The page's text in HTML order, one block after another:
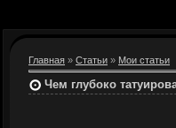
Главная » Статьи » Мои статьи
Чем глубоко